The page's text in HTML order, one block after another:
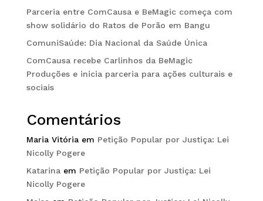
Parceria entre ComCausa e BeMagic começa com
show solidário do Ratos de Porão em Bangu
ComuniSaúde: Dia Nacional da Saúde Única
ComCausa recebe Carlinhos da BeMagic
Produções e inicia parceria para ações culturais e
sociais
Comentários
Maria Vitóriaem Petição Popular por Justiça: Lei
Nicolly Pogere
Katarinaem Petição Popular por Justiça: Lei
Nicolly Pogere